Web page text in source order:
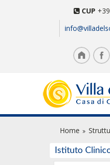
CUP
Home
Istituto